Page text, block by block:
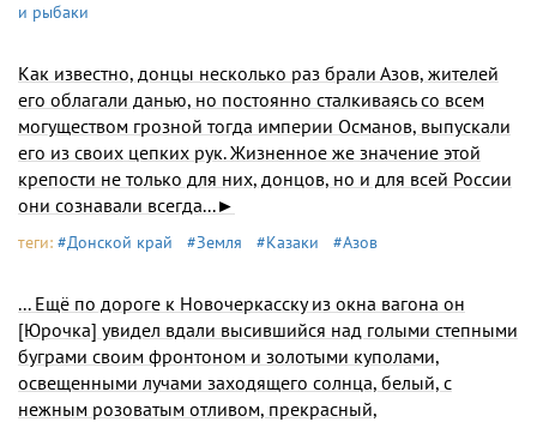
и рыбаки
Как известно, донцы несколько раз брали Азов, жителей
его облагали данью, но постоянно сталкиваясь со всем
могуществом грозной тогда империи Османов, выпускали
его из своих цепких рук. Жизненное же значение этой
крепости не только для них, донцов, но и для всей России
они сознавали всегда...►
теги: #Донской край #Земля #Казаки #Азов
... Ещё по дороге к Новочеркасску из окна вагона он
[Юрочка] уви­дел вдали высившийся над голыми степными
буграми своим фронтоном и золотыми куполами,
освещенными лучами захо­дящего солнца, белый, с
нежным розоватым отливом, пре­красный,